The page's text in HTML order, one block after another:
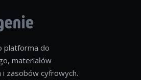
platforma do
materiałów
i zasobów cyfrowych.